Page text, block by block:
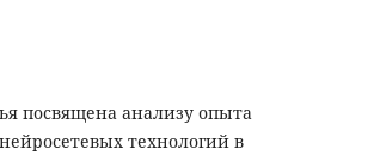
посвящена анализу опыта
технологий в